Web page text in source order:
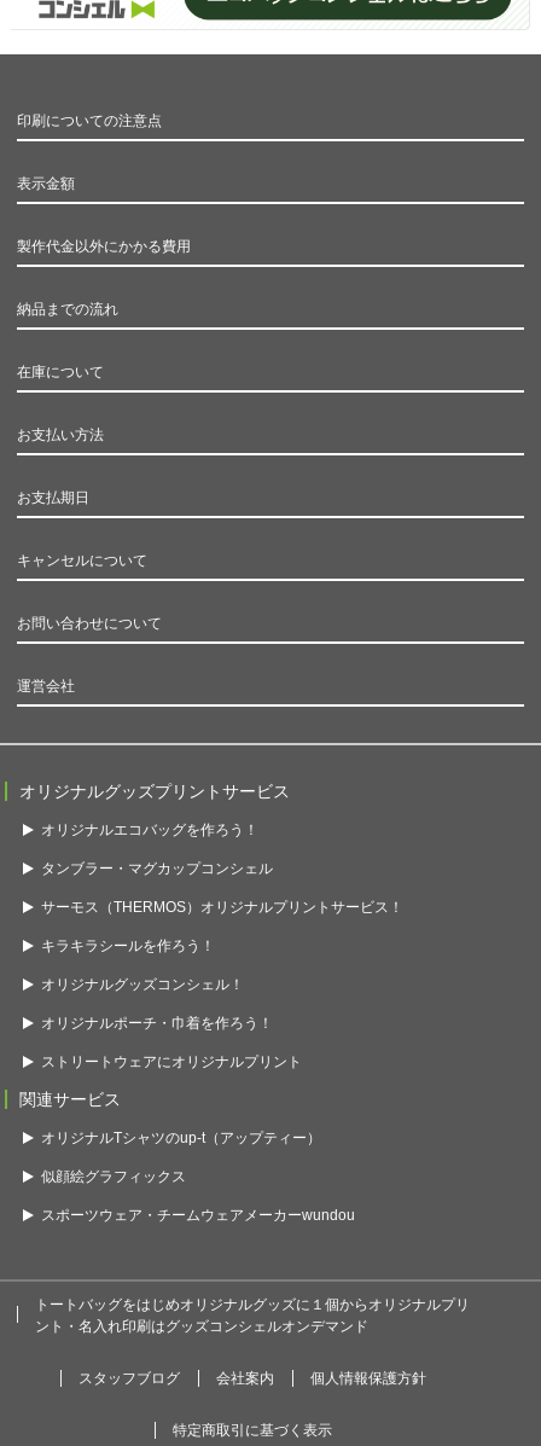
印刷についての注意点
表示金額
製作代金以外にかかる費用
納品までの流れ
在庫について
お支払い方法
お支払期日
キャンセルについて
お問い合わせについて
運営会社
オリジナルグッズプリントサービス
オリジナルエコバッグを作ろう！
タンブラー・マグカップコンシェル
サーモス（THERMOS）オリジナルプリントサービス！
キラキラシールを作ろう！
オリジナルグッズコンシェル！
オリジナルポーチ・巾着を作ろう！
ストリートウェアにオリジナルプリント
関連サービス
オリジナルTシャツのup-t（アップティー）
似顔絵グラフィックス
スポーツウェア・チームウェアメーカーwundou
トートバッグをはじめオリジナルグッズに１個からオリジナルプリ
ント・名入れ印刷はグッズコンシェルオンデマンド
スタッフブログ 会社案内 個人情報保護方針
特定商取引に基づく表示